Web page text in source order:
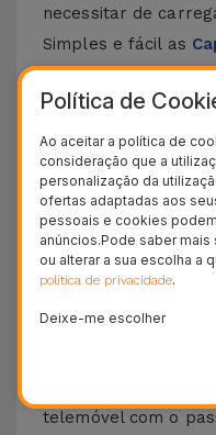
necessitar de
Simples e fácil as
perfeitamente ao
preferida e
smartphone. Esta
MagSafe é
Apple, desde o
Max, sem esquecer
iPhone 17.
Como tirar o
Quando se usa
telemóvel com o
Política de
Ao aceitar a política de
consideração que a
personalização da
ofertas adaptadas aos
pessoais e cookies
anúncios.Pode saber
ou alterar a sua escolha a
política de privacidade.
Deixe-me escolher